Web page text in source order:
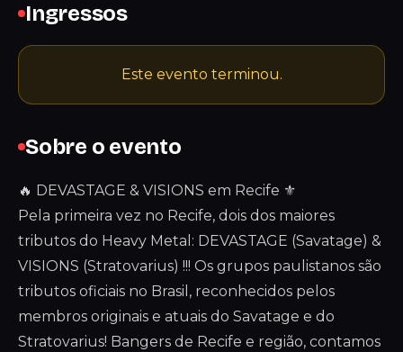
Sobre o evento
🔥 DEVASTAGE & VISIONS em Recife ⚜️
Pela primeira vez no Recife, dois dos maiores
tributos do Heavy Metal: DEVASTAGE (Savatage) &
VISIONS (Stratovarius) !!! Os grupos paulistanos são
tributos oficiais no Brasil, reconhecidos pelos
membros originais e atuais do Savatage e do
Stratovarius! Bangers de Recife e região, contamos
Ingressos
Este evento terminou.